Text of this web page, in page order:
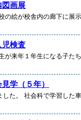
図画展
校の絵が校舎内の廊下
児検査
が来年１年生になる子た
学（５年）
た。 社会科で学習した